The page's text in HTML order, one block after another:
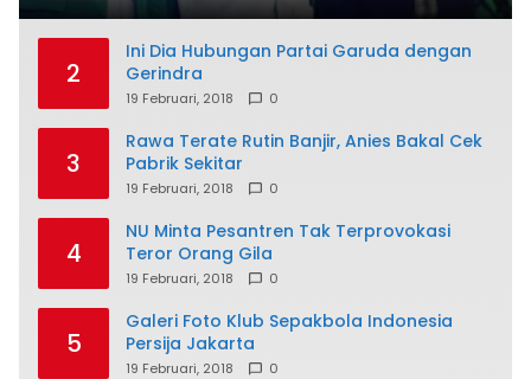
2
Ini Dia Hubungan Partai Garuda dengan
Gerindra
19 Februari, 2018 0
3
Rawa Terate Rutin Banjir, Anies Bakal Cek
Pabrik Sekitar
19 Februari, 2018 0
4
NU Minta Pesantren Tak Terprovokasi
Teror Orang Gila
19 Februari, 2018 0
5
Galeri Foto Klub Sepakbola Indonesia
Persija Jakarta
19 Februari, 2018 0